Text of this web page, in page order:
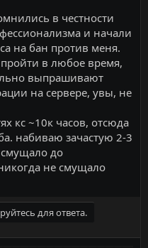
в честности
и начали
на бан против меня.
в любое время,
выпрашивают
на сервере, увы, не
кс ~10к часов, отсюда
набиваю зачастую 2-3
смущало до
не смущало
для ответа.